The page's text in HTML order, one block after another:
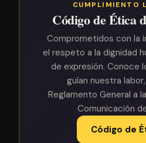
CUMPLIMIENTO
Código de Ética
Comprometidos con la
el respeto a la dignidad
de expresión. Conoce
guían nuestra
Reglamento General a
Comunicación
Código de